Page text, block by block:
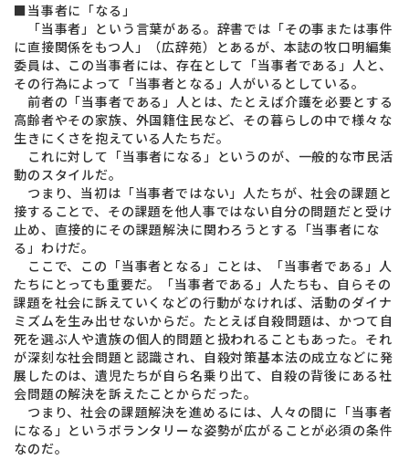
■当事者に「なる」
「当事者」という言葉がある。辞書では「その事または事件
に直接関係をもつ人」（広辞苑）とあるが、本誌の牧口明編集
委員は、この当事者には、存在として「当事者である」人と、
その行為によって「当事者となる」人がいるとしている。
前者の「当事者である」人とは、たとえば介護を必要とする
高齢者やその家族、外国籍住民など、その暮らしの中で様々な
生きにくさを抱えている人たちだ。
これに対して「当事者になる」というのが、一般的な市民活
動のスタイルだ。
つまり、当初は「当事者ではない」人たちが、社会の課題と
接することで、その課題を他人事ではない自分の問題だと受け
止め、直接的にその課題解決に関わろうとする「当事者にな
る」わけだ。
ここで、この「当事者となる」ことは、「当事者である」人
たちにとっても重要だ。「当事者である」人たちも、自らその
課題を社会に訴えていくなどの行動がなければ、活動のダイナ
ミズムを生み出せないからだ。たとえば自殺問題は、かつて自
死を選ぶ人や遺族の個人的問題と扱われることもあった。それ
が深刻な社会問題と認識され、自殺対策基本法の成立などに発
展したのは、遺児たちが自ら名乗り出て、自殺の背後にある社
会問題の解決を訴えたことからだった。
つまり、社会の課題解決を進めるには、人々の間に「当事者
になる」というボランタリーな姿勢が広がることが必須の条件
なのだ。